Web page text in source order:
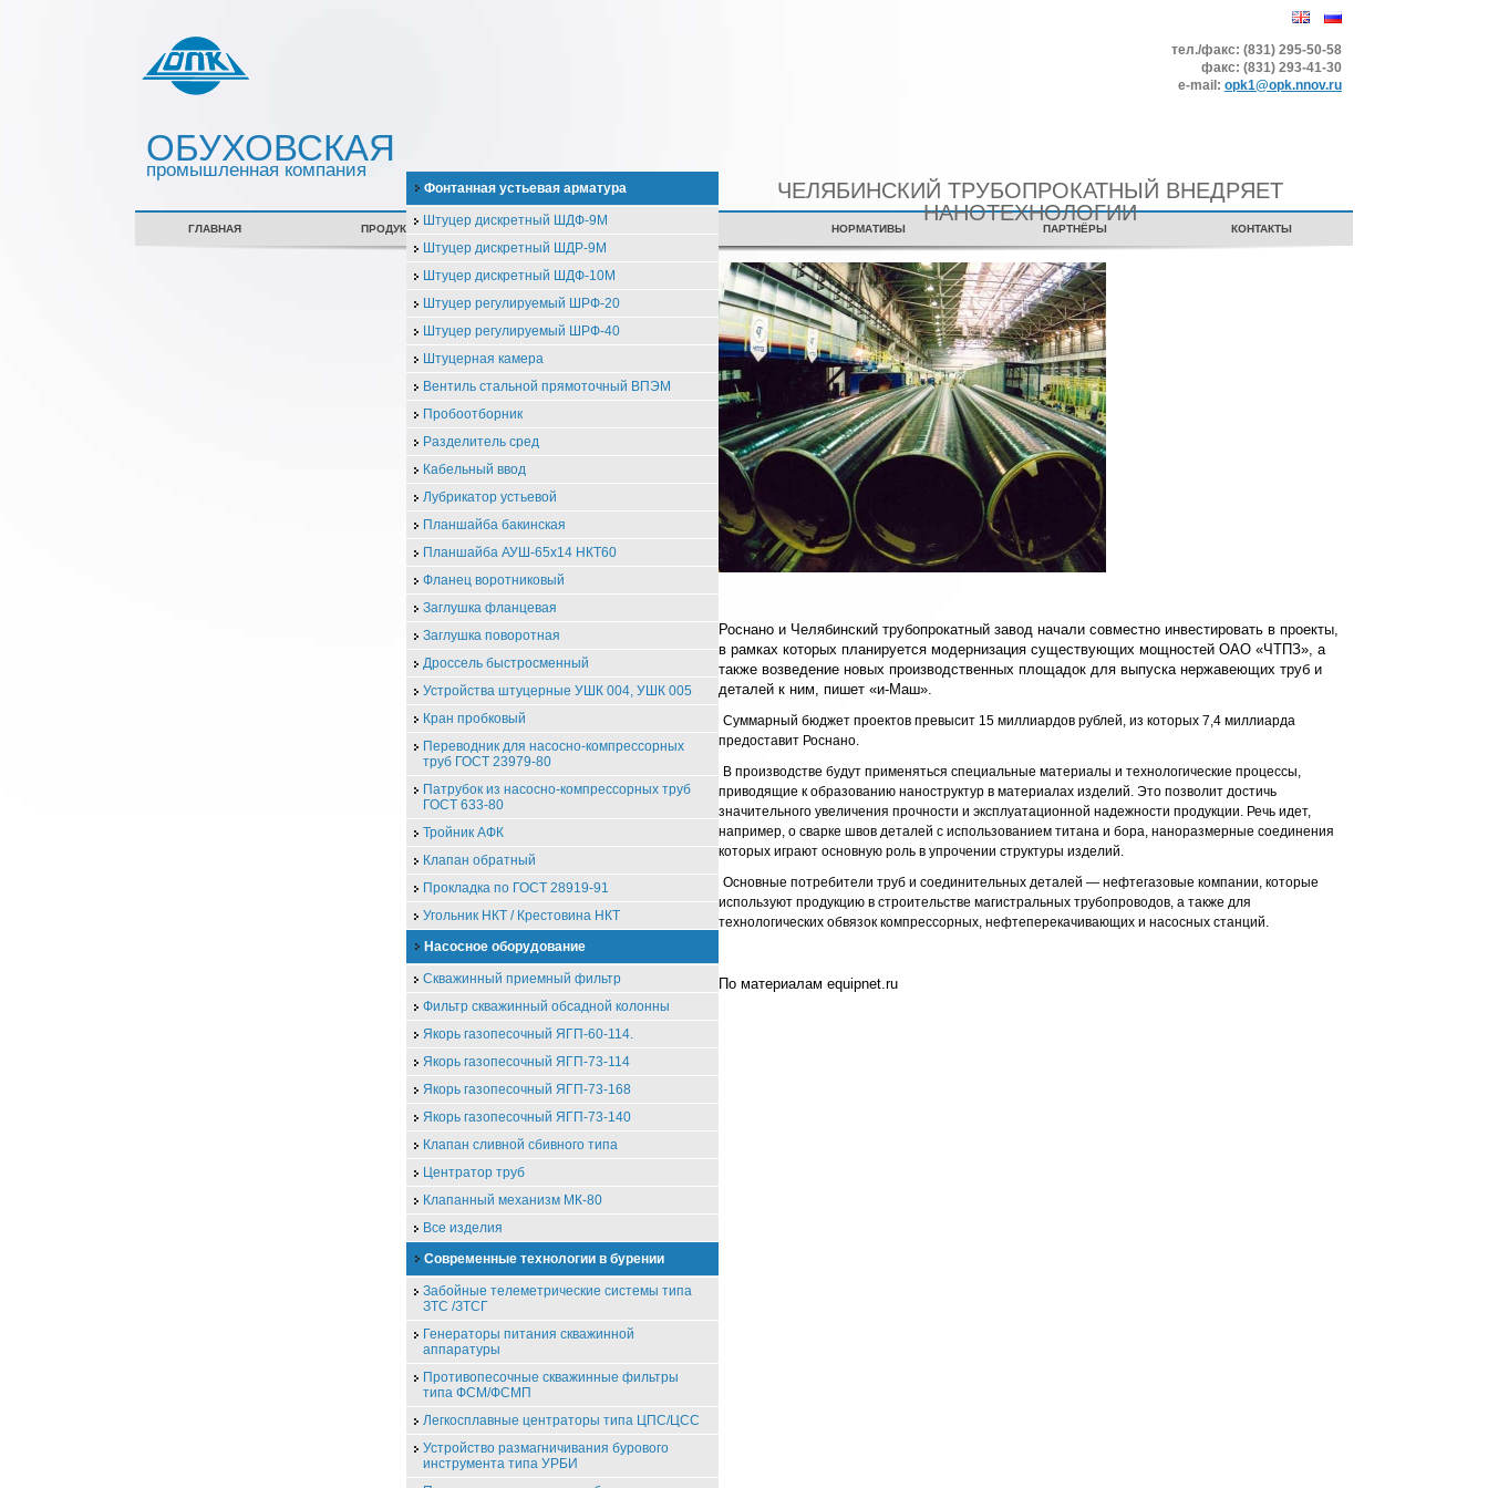
ОБУХОВСКАЯ
промышленная компания
тел./факс: (831) 295-50-58
факс: (831) 293-41-30
е-mail: opk1@opk.nnov.ru
ГЛАВНАЯ ПРОДУКЦИЯ СЕРТИФИКАТЫ НОРМАТИВЫ ПАРТНЁРЫ КОНТАКТЫ
Фонтанная устьевая арматура
Штуцер дискретный ШДФ-9М
Штуцер дискретный ШДР-9М
Штуцер дискретный ШДФ-10М
Штуцер регулируемый ШРФ-20
Штуцер регулируемый ШРФ-40
Штуцерная камера
Вентиль стальной прямоточный ВПЭМ
Пробоотборник
Разделитель сред
Кабельный ввод
Лубрикатор устьевой
Планшайба бакинская
Планшайба АУШ-65х14 НКТ60
Фланец воротниковый
Заглушка фланцевая
Заглушка поворотная
Дроссель быстросменный
Устройства штуцерные УШК 004, УШК 005
Кран пробковый
Переводник для насосно-компрессорных
труб ГОСТ 23979-80
Патрубок из насосно-компрессорных труб
ГОСТ 633-80
Тройник АФК
Клапан обратный
Прокладка по ГОСТ 28919-91
Угольник НКТ / Крестовина НКТ
Насосное оборудование
Скважинный приемный фильтр
Фильтр скважинный обсадной колонны
Якорь газопесочный ЯГП-60-114.
Якорь газопесочный ЯГП-73-114
Якорь газопесочный ЯГП-73-168
Якорь газопесочный ЯГП-73-140
Клапан сливной сбивного типа
Центратор труб
Клапанный механизм МК-80
Все изделия
Современные технологии в бурении
Забойные телеметрические системы типа
ЗТС /ЗТСГ
Генераторы питания скважинной
аппаратуры
Противопесочные скважинные фильтры
типа ФСМ/ФСМП
Легкосплавные центраторы типа ЦПС/ЦСС
Устройство размагничивания бурового
инструмента типа УРБИ
ЧЕЛЯБИНСКИЙ ТРУБОПРОКАТНЫЙ ВНЕДРЯЕТ
НАНОТЕХНОЛОГИИ
Роснано и Челябинский трубопрокатный завод начали совместно инвестировать в проекты,
в рамках которых планируется модернизация существующих мощностей ОАО «ЧТПЗ», а
также возведение новых производственных площадок для выпуска нержавеющих труб и
деталей к ним, пишет «и-Маш».
Суммарный бюджет проектов превысит 15 миллиардов рублей, из которых 7,4 миллиарда
предоставит Роснано.
В производстве будут применяться специальные материалы и технологические процессы,
приводящие к образованию наноструктур в материалах изделий. Это позволит достичь
значительного увеличения прочности и эксплуатационной надежности продукции. Речь идет,
например, о сварке швов деталей с использованием титана и бора, наноразмерные соединения
которых играют основную роль в упрочении структуры изделий.
Основные потребители труб и соединительных деталей — нефтегазовые компании, которые
используют продукцию в строительстве магистральных трубопроводов, а также для
технологических обвязок компрессорных, нефтеперекачивающих и насосных станций.
По материалам equipnet.ru